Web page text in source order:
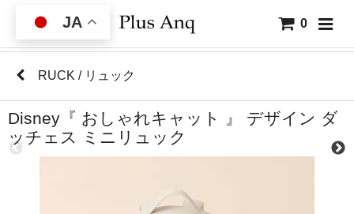
0
JA
RUCK / リュック
Disney『 おしゃれキャット 』 デザイン ダ
ッチェス ミニリュック